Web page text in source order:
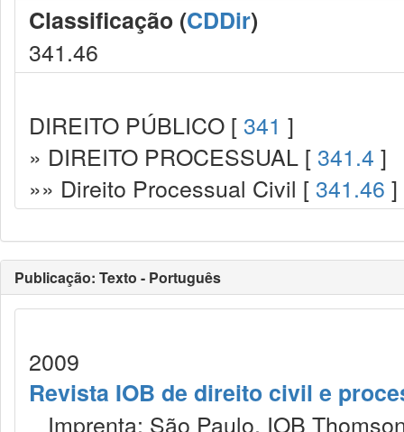
Classificação (CDDir)
341.46
DIREITO PÚBLICO [ 341 ]
» DIREITO PROCESSUAL [ 341.4 ]
»» Direito Processual Civil [ 341.46 ]
Publicação: Texto - Português
2009
Revista IOB de direito civil e
Imprenta: São Paulo, IOB